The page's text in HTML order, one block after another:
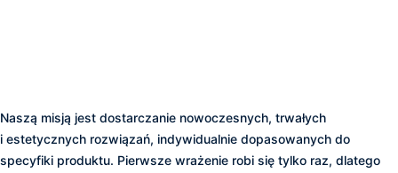
Naszą misją jest dostarczanie nowoczesnych, trwałych
i estetycznych rozwiązań, indywidualnie dopasowanych do
specyfiki produktu. Pierwsze wrażenie robi się tylko raz, dlatego